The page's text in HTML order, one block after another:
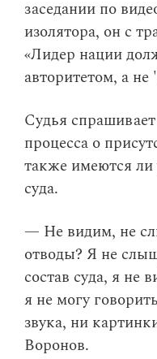
заседании по
изолятора, он с
«Лидер нации
авторитетом, а
Судья
процесса о
также имеются ли
суда.
— Не видим, не
отводы? Я не
состав суда, я не
я не могу
звука, ни
Воронов.